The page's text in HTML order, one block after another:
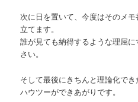
次に日を置いて、今度はそのメ
立てます。
誰が見ても納得するような理屈
さい。
そして最後にきちんと理論化で
ハウツーができあがりです。